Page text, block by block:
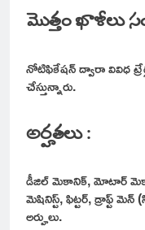
మొత్తం ఖాళీలు
నోటిఫికేషన్ ద్వారా వివిధ
చేస్తున్నారు.
అర్హతలు :
డీజిల్ మెకానిక్, మోటార్
మెషినిస్ట్, ఫిట్టర్, డ్రాఫ్ట్
అర్హులు.